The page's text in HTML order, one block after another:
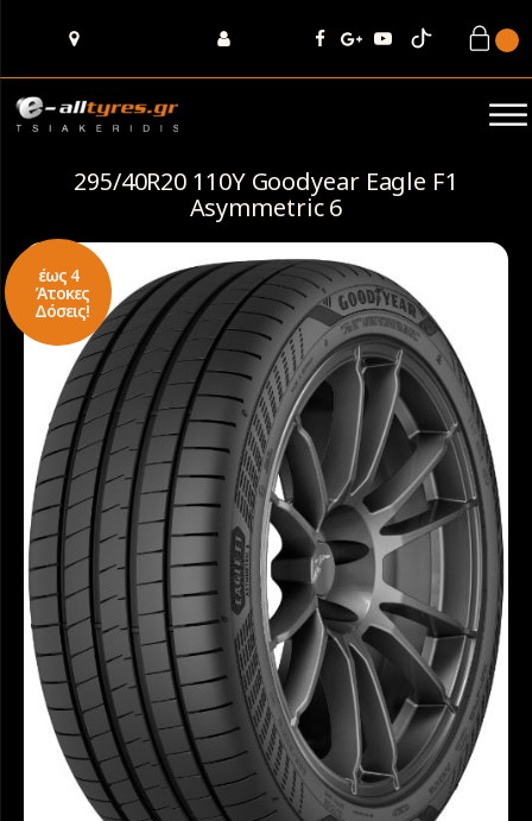
295/40R20 110Y Goodyear Eagle F1
Asymmetric 6
έως 4
Άτοκες
Δόσεις!